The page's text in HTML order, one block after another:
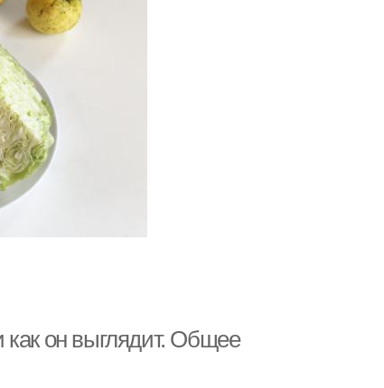
как он выглядит. Общее